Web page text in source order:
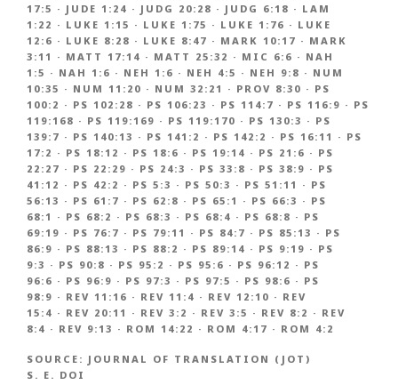
17:5 · JUDE 1:24 · JUDG 20:28 · JUDG 6:18 · LAM
1:22 · LUKE 1:15 · LUKE 1:75 · LUKE 1:76 · LUKE
12:6 · LUKE 8:28 · LUKE 8:47 · MARK 10:17 · MARK
3:11 · MATT 17:14 · MATT 25:32 · MIC 6:6 · NAH
1:5 · NAH 1:6 · NEH 1:6 · NEH 4:5 · NEH 9:8 · NUM
10:35 · NUM 11:20 · NUM 32:21 · PROV 8:30 · PS
100:2 · PS 102:28 · PS 106:23 · PS 114:7 · PS 116:9 · PS
119:168 · PS 119:169 · PS 119:170 · PS 130:3 · PS
139:7 · PS 140:13 · PS 141:2 · PS 142:2 · PS 16:11 · PS
17:2 · PS 18:12 · PS 18:6 · PS 19:14 · PS 21:6 · PS
22:27 · PS 22:29 · PS 24:3 · PS 33:8 · PS 38:9 · PS
41:12 · PS 42:2 · PS 5:3 · PS 50:3 · PS 51:11 · PS
56:13 · PS 61:7 · PS 62:8 · PS 65:1 · PS 66:3 · PS
68:1 · PS 68:2 · PS 68:3 · PS 68:4 · PS 68:8 · PS
69:19 · PS 76:7 · PS 79:11 · PS 84:7 · PS 85:13 · PS
86:9 · PS 88:13 · PS 88:2 · PS 89:14 · PS 9:19 · PS
9:3 · PS 90:8 · PS 95:2 · PS 95:6 · PS 96:12 · PS
96:6 · PS 96:9 · PS 97:3 · PS 97:5 · PS 98:6 · PS
98:9 · REV 11:16 · REV 11:4 · REV 12:10 · REV
15:4 · REV 20:11 · REV 3:2 · REV 3:5 · REV 8:2 · REV
8:4 · REV 9:13 · ROM 14:22 · ROM 4:17 · ROM 4:2
SOURCE: JOURNAL OF TRANSLATION (JOT)
S. E. DOI